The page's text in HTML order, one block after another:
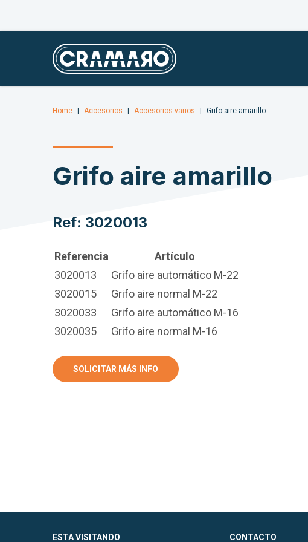
Home Accesorios Accesorios varios Grifo aire amarillo
Grifo aire amarillo
Ref: 3020013
Referencia
Artículo
3020013
Grifo aire automático M-22
3020015
Grifo aire normal M-22
3020033
Grifo aire automático M-16
3020035
Grifo aire normal M-16
SOLICITAR MÁS INFO
ESTA VISITANDO CONTACTO